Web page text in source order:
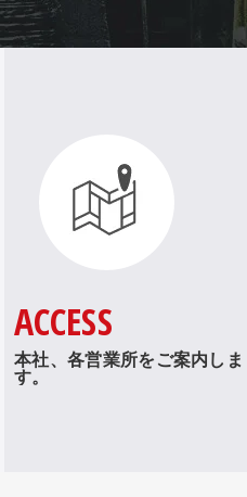
ACCESS
本社、各営業所をご案内しま
す。